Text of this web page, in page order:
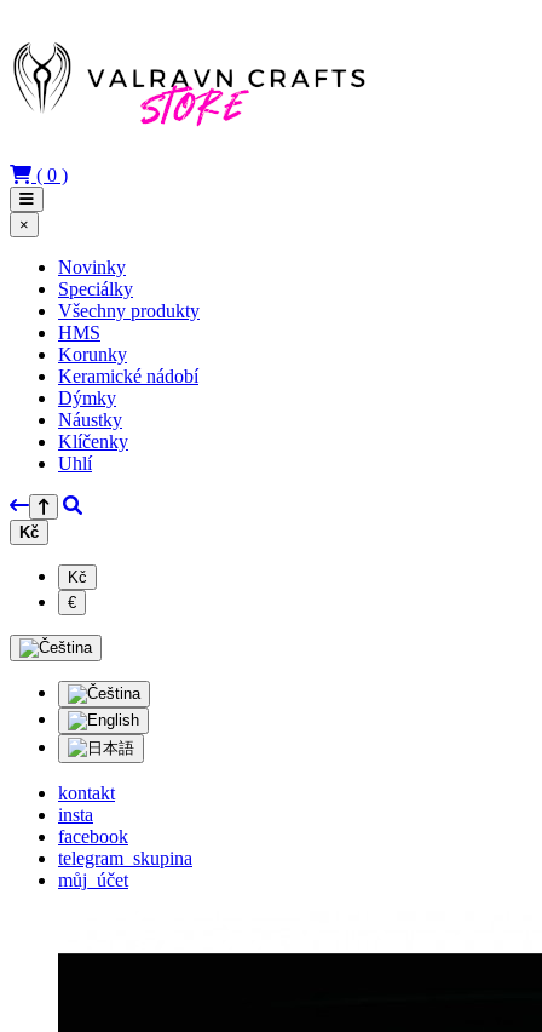
( 0 )
×
Novinky
Speciálky
Všechny produkty
HMS
Korunky
Keramické nádobí
Dýmky
Náustky
Klíčenky
Uhlí
Kč
Kč
€
kontakt
insta
facebook
telegram_skupina
můj_účet